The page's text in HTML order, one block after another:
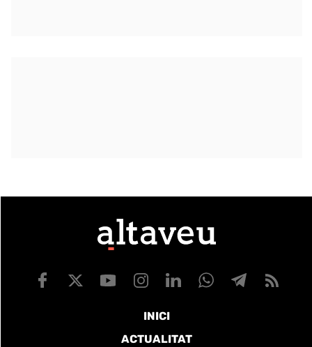
INICI
ACTUALITAT